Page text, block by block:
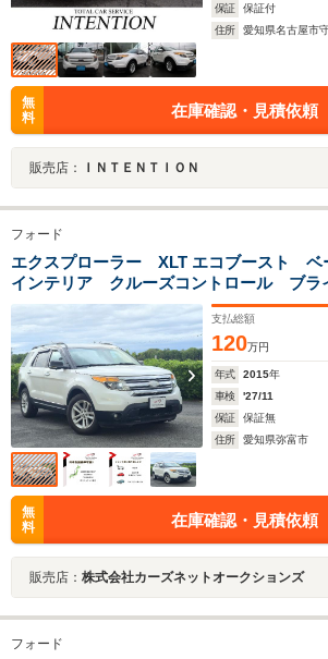
保証
保証付
住所
愛知県名古屋市
無
料
在庫確認・見積依頼
販売店： ＩＮＴＥＮＴＩＯＮ
フォード
エクスプローラー XLT エコブースト ベ
インテリア クルーズコントロール ブラ
トモニター 7人乗り ドラレコ バック
カメラ BTオーディオ フロントカメラ
ン DVD再生 ETC
支払総額
120万円
年式 2015年
車検
'27/11
保証
保証無
住所
愛知県弥富市
無
料
在庫確認・見積依頼
販売店： 株式会社カーズネットオークションズ
フォード